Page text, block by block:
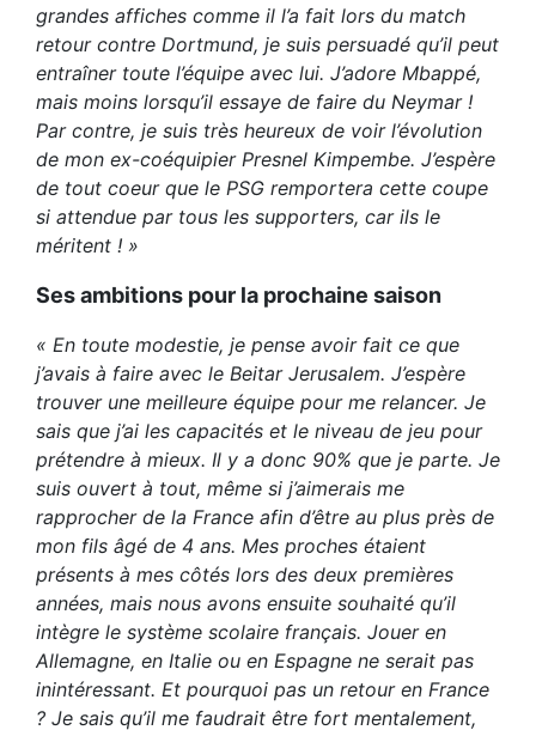
grandes affiches comme il l’a fait lors du match
retour contre Dortmund, je suis persuadé qu’il peut
entraîner toute l’équipe avec lui. J’adore Mbappé,
mais moins lorsqu’il essaye de faire du Neymar !
Par contre, je suis très heureux de voir l’évolution
de mon ex-coéquipier Presnel Kimpembe. J’espère
de tout coeur que le PSG remportera cette coupe
si attendue par tous les supporters, car ils le
méritent ! »
Ses ambitions pour la prochaine saison
« En toute modestie, je pense avoir fait ce que
j’avais à faire avec le Beitar Jerusalem. J’espère
trouver une meilleure équipe pour me relancer. Je
sais que j’ai les capacités et le niveau de jeu pour
prétendre à mieux. Il y a donc 90% que je parte. Je
suis ouvert à tout, même si j’aimerais me
rapprocher de la France afin d’être au plus près de
mon fils âgé de 4 ans. Mes proches étaient
présents à mes côtés lors des deux premières
années, mais nous avons ensuite souhaité qu’il
intègre le système scolaire français. Jouer en
Allemagne, en Italie ou en Espagne ne serait pas
inintéressant. Et pourquoi pas un retour en France
? Je sais qu’il me faudrait être fort mentalement,